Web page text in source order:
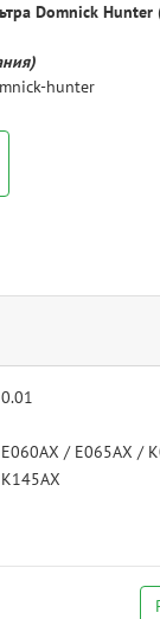
Domnick
hunter
0.01
E060AX / E065AX /
K145AX